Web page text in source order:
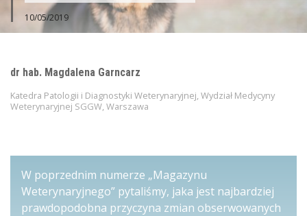
10/05/2019
dr hab. Magdalena Garncarz
Katedra Patologii i Diagnostyki Weterynaryjnej, Wydział Medycyny
Weterynaryjnej SGGW, Warszawa
W poprzednim numerze „Magazynu
Weterynaryjnego” pytaliśmy, jaka jest najbardziej
prawdopodobna przyczyna zmian obserwowanych